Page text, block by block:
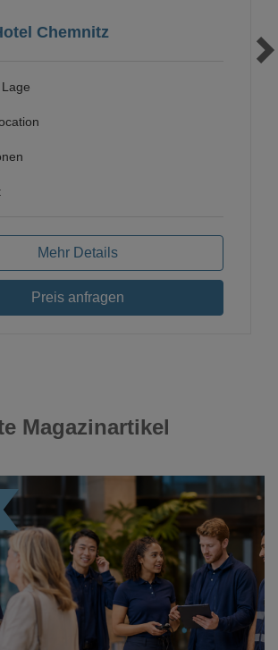
Chemnitz
Mehr Details
Preis anfragen
Magazinartikel
Loading...